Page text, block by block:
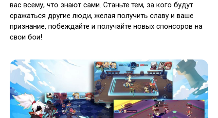
вас всему, что знают сами. Станьте тем, за кого будут
сражаться другие люди, желая получить славу и ваше
признание, побеждайте и получайте новых спонсоров на
свои бои!